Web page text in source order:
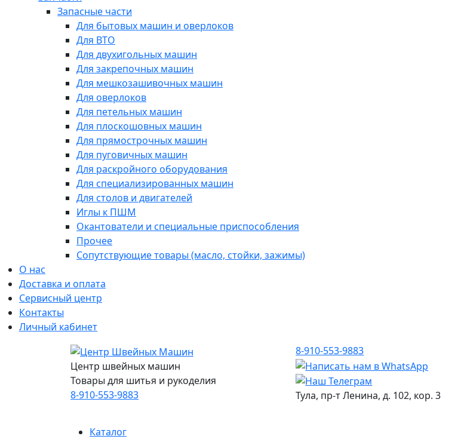
Запасные части
Для бытовых машин и оверлоков
Для ВТО
Для двухигольных машин
Для закрепочных машин
Для мешкозашивочных машин
Для оверлоков
Для петельных машин
Для плоскошовных машин
Для прямострочных машин
Для пуговичных машин
Для раскройного оборудования
Для специализированных машин
Для столов и двигателей
Иглы к ПШМ
Окантователи и специальные приспособления
Прочее
Сопутствующие товары (масло, стойки, зажимы)
О нас
Доставка и оплата
Сервисный центр
Контакты
Личный кабинет
Центр швейных машин
Товары для шитья и рукоделия
8-910-553-9883
8-910-553-9883
Тула, пр-т Ленина, д. 102, кор. 3
Каталог